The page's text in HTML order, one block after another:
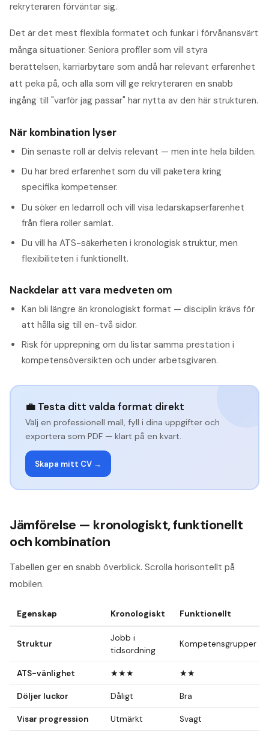
rekryteraren förväntar sig.
Det är det mest flexibla formatet och funkar i förvånansvärt
många situationer. Seniora profiler som vill styra
berättelsen, karriärbytare som ändå har relevant erfarenhet
att peka på, och alla som vill ge rekryteraren en snabb
ingång till "varför jag passar" har nytta av den här strukturen.
När kombination lyser
Din senaste roll är delvis relevant — men inte hela bilden.
Du har bred erfarenhet som du vill paketera kring
specifika kompetenser.
Du söker en ledarroll och vill visa ledarskapserfarenhet
från flera roller samlat.
Du vill ha ATS-säkerheten i kronologisk struktur, men
flexibiliteten i funktionellt.
Nackdelar att vara medveten om
Kan bli längre än kronologiskt format — disciplin krävs för
att hålla sig till en-två sidor.
Risk för upprepning om du listar samma prestation i
kompetensöversikten och under arbetsgivaren.
💼 Testa ditt valda format direkt
Välj en professionell mall, fyll i dina uppgifter och
exportera som PDF — klart på en kvart.
Skapa mitt CV →
Jämförelse — kronologiskt, funktionellt
och kombination
Tabellen ger en snabb överblick. Scrolla horisontellt på
mobilen.
Egenskap Kronologiskt Funktionellt
Struktur
Jobb i
tidsordning
Kompetensgrupper
ATS-vänlighet ★★★ ★★
Döljer luckor Dåligt Bra
Visar progression Utmärkt Svagt